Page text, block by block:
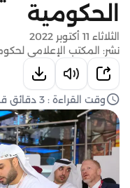
الحكومية
الثلاثاء 11 أكتوبر 2022
نشر: المكتب الإعلامي
وقت القراءة : 3 دقائق قراءة